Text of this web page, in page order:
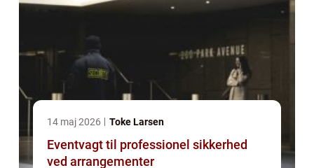
14 maj 2026 Toke Larsen
Eventvagt til professionel sikkerhed
ved arrangementer